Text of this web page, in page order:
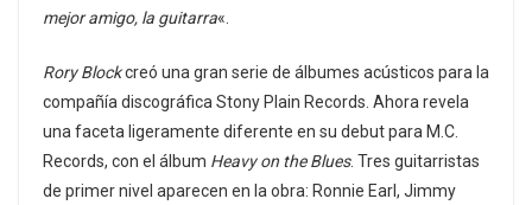
mejor amigo, la guitarra«.
Rory Blockcreó una gran serie de álbumes acústicos para la
compañía discográfica Stony Plain Records. Ahora revela
una faceta ligeramente diferente en su debut para M.C.
Records, con el álbum Heavy on the Blues. Tres guitarristas
de primer nivel aparecen en la obra: Ronnie Earl, Jimmy